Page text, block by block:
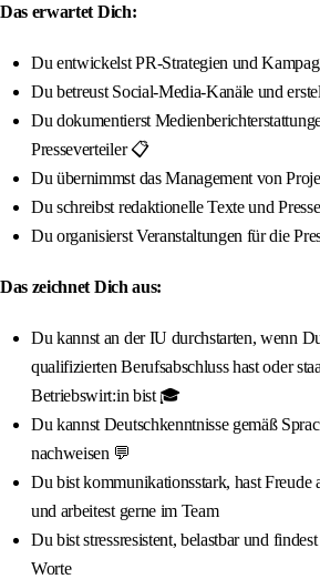
Das erwartet Dich:
Du entwickelst PR-Strategien und
Du betreust Social-Media-Kanäle und
Du dokumentierst
Presseverteiler 📋
Du übernimmst das Management von
Du schreibst redaktionelle Texte und
Du organisierst Veranstaltungen für die
Das zeichnet Dich aus:
Du kannst an der IU durchstarten, wenn
qualifizierten Berufsabschluss hast oder
Betriebswirt:in bist 🎓
Du kannst Deutschkenntnisse gemäß
nachweisen 💬
Du bist kommunikationsstark, hast
und arbeitest gerne im Team
Du bist stressresistent, belastbar und
Worte